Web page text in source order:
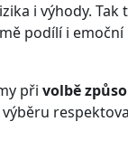
i výhody. Tak
podílí i
při volbě